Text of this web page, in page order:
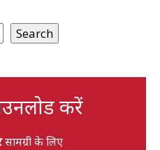
Search
करें
सामग्री के लिए